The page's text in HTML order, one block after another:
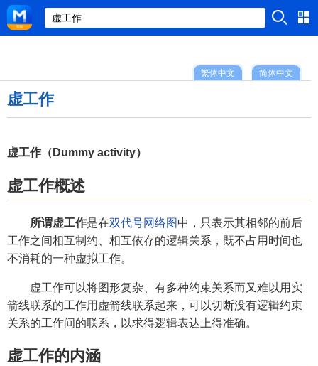
简体中文
繁体中文
虚工作
虚工作（Dummy activity）
虚工作概述
所谓虚工作是在双代号网络图 中，只表示其相邻的前后
工作之间相互制约、相互依存的逻辑关系，既不占用时间也
不消耗的一种虚拟工作。
虚工作可以将图形复杂、有多种约束关系而又难以用实
箭线联系的工作用虚箭线联系起来，可以切断没有逻辑约束
关系的工作间的联系，以求得逻辑表达上得准确。
虚工作的内涵